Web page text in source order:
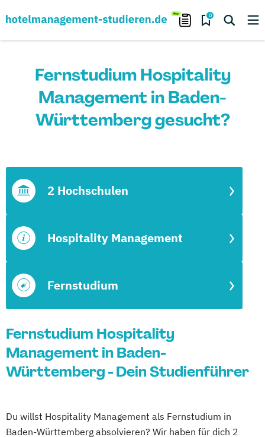
0
Fernstudium Hospitality
Management in Baden-
Württemberg gesucht?
Fernstudium
Hospitality Management
2 Hochschulen
Fernstudium Hospitality
Management in Baden-
Württemberg - Dein Studienführer
Du willst Hospitality Management als Fernstudium in
Baden-Württemberg absolvieren? Wir haben für dich 2